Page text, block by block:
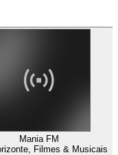
Mania FM
Filmes & Musicais